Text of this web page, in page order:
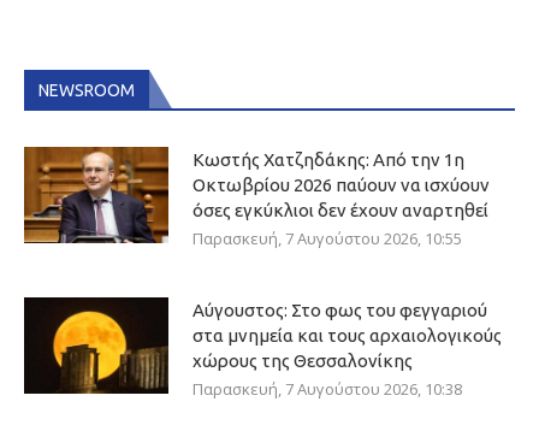
NEWSROOM
Κωστής Χατζηδάκης: Από την 1η
Οκτωβρίου 2026 παύουν να ισχύουν
όσες εγκύκλιοι δεν έχουν αναρτηθεί
Παρασκευή, 7 Αυγούστου 2026, 10:55
Αύγουστος: Στο φως του φεγγαριού
στα μνημεία και τους αρχαιολογικούς
χώρους της Θεσσαλονίκης
Παρασκευή, 7 Αυγούστου 2026, 10:38